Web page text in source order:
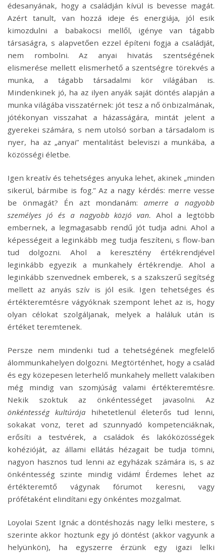
édesanyának, hogy a családján kívül is bevesse magát.
Azért tanult, van hozzá ideje és energiája, jól esik
kimozdulni a babakocsi mellől, igénye van tágabb
társaságra, s alapvetően ezzel építeni fogja a családját,
nem rombolni. Az anyai hivatás szentségének
elismerése mellett elismerhető a szentségre törekvés a
munka, a tágabb társadalmi kör világában is.
Mindenkinek jó, ha az ilyen anyák saját döntés alapján a
munka világába visszatérnek: jót tesz a nő önbizalmának,
jótékonyan visszahat a házasságára, mintát jelent a
gyerekei számára, s nem utolsó sorban a társadalom is
nyer, ha az „anyai” mentalitást beleviszi a munkába, a
közösségi életbe.
Igen kreatív és tehetséges anyuka lehet, akinek „minden
sikerül, bármibe is fog.” Az a nagy kérdés: merre vesse
be önmagát? Én azt mondanám:amerre a nagyobb
személyes jó és a nagyobb közjó van.Ahol a legtöbb
embernek, a legmagasabb rendű jót tudja adni. Ahol a
képességeit a leginkább meg tudja feszíteni, s flow-ban
tud dolgozni. Ahol a keresztény értékrendjével
leginkább egyezik a munkahely értékrendje. Ahol a
leginkább szenvednek emberek, s a szakszerű segítség
mellett az anyás szív is jól esik. Igen tehetséges és
értékteremtésre vágyóknak szempont lehet az is, hogy
olyan célokat szolgáljanak, melyek a haláluk után is
értéket teremtenek.
Persze nem mindenki tud a tehetségének megfelelő
álommunkahelyen dolgozni. Megtörténhet, hogy a család
és egy közepesen leterhelő munkahely mellett valakiben
még mindig van szomjúság valami értékteremtésre.
Nekik szoktuk az önkéntességet javasolni. Az
önkéntesség kultúrája hihetetlenül életerős tud lenni,
sokakat vonz, teret ad szunnyadó kompetenciáknak,
erősíti a testvérek, a családok és lakóközösségek
kohézióját, az állami ellátás hézagait be tudja tömni,
nagyon hasznos tud lenni az egyházak számára is, s az
önkéntesség szinte mindig vidám! Érdemes lehet az
értékteremtő vágynak fórumot keresni, vagy
prófétaként elindítani egy önkéntes mozgalmat.
Loyolai Szent Ignác a döntéshozás nagy lelki mestere, s
szerinte akkor hoztunk egy jó döntést (akkor vagyunk a
helyünkön), ha egyszerre érzünk egy igazi lelki